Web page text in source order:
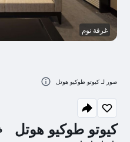
كيوتو طوكيو هوتل
غرفة نوم
صور لـ كيوتو طوكيو هوتل